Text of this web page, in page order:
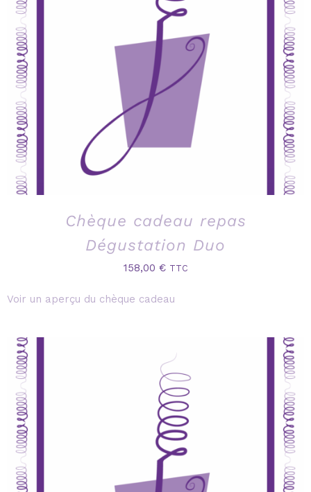
Chèque cadeau repas
Dégustation Duo
158,00 € TTC
Voir un aperçu du chèque cadeau